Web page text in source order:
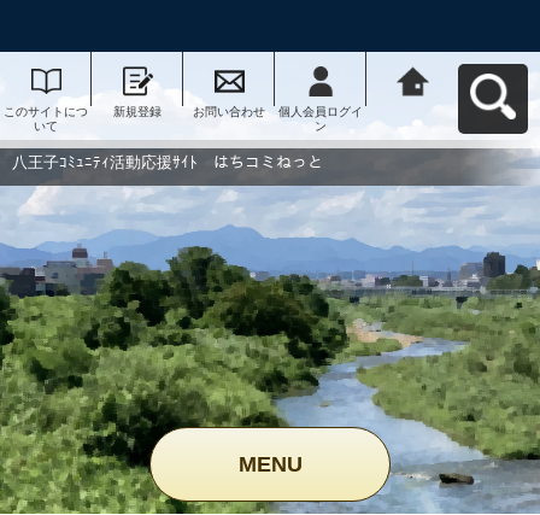
このサイトにつ
いて
新規登録 お問い合わせ
個人会員ログイ
ン
動応援ｻｲﾄ はち
コミねっとへ戻
八王子ｺﾐｭﾆﾃｨ活動応援ｻｲﾄ はちコミねっと
MENU